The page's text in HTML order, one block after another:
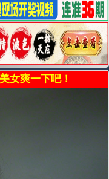
女爽一下吧！